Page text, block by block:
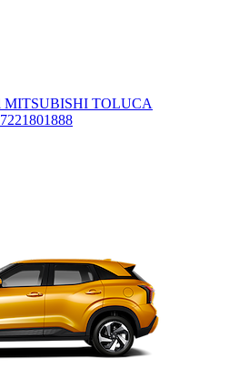
MITSUBISHI TOLUCA
7221801888